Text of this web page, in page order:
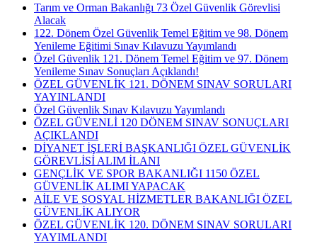
Tarım ve Orman Bakanlığı 73 Özel Güvenlik Görevlisi
Alacak
122. Dönem Özel Güvenlik Temel Eğitim ve 98. Dönem
Yenileme Eğitimi Sınav Kılavuzu Yayımlandı
Özel Güvenlik 121. Dönem Temel Eğitim ve 97. Dönem
Yenileme Sınav Sonuçları Açıklandı!
ÖZEL GÜVENLİK 121. DÖNEM SINAV SORULARI
YAYINLANDI
Özel Güvenlik Sınav Kılavuzu Yayımlandı
ÖZEL GÜVENLİ 120 DÖNEM SINAV SONUÇLARI
AÇIKLANDI
DİYANET İŞLERİ BAŞKANLIĞI ÖZEL GÜVENLİK
GÖREVLİSİ ALIM İLANI
GENÇLİK VE SPOR BAKANLIĞI 1150 ÖZEL
GÜVENLİK ALIMI YAPACAK
AİLE VE SOSYAL HİZMETLER BAKANLIĞI ÖZEL
GÜVENLİK ALIYOR
ÖZEL GÜVENLİK 120. DÖNEM SINAV SORULARI
YAYIMLANDI